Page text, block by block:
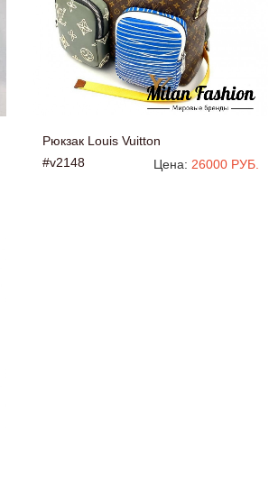
Рюкзак Louis Vuitton
#v2148
Цена: 26000 РУБ.